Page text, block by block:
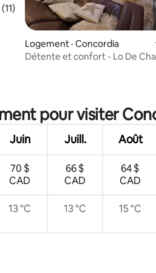
de 4,91 sur 5, 11
Logement · Concordia
Détente et confort - Lo De
pour visiter
Juin Juill. Août
70 $
CAD
66 $
CAD
64 $
CAD
13 °C 13 °C 15 °C